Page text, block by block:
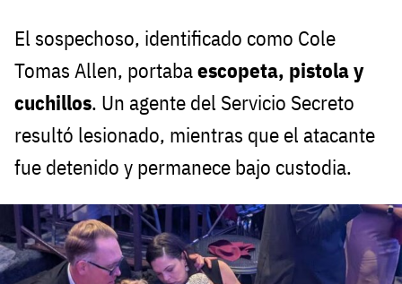
El sospechoso, identificado como Cole
Tomas Allen, portabaescopeta, pistola y
cuchillos. Un agente del Servicio Secreto
resultó lesionado, mientras que el atacante
fue detenido y permanece bajo custodia.